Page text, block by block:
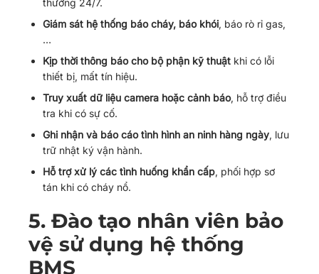
thường 24/7.
Giám sát hệ thống báo cháy, báo khói, báo rò rỉ gas,
…
Kịp thời thông báo cho bộ phận kỹ thuật khi có lỗi
thiết bị, mất tín hiệu.
Truy xuất dữ liệu camera hoặc cảnh báo, hỗ trợ điều
tra khi có sự cố.
Ghi nhận và báo cáo tình hình an ninh hàng ngày, lưu
trữ nhật ký vận hành.
Hỗ trợ xử lý các tình huống khẩn cấp, phối hợp sơ
tán khi có cháy nổ.
5. Đào tạo nhân viên bảo
vệ sử dụng hệ thống
BMS